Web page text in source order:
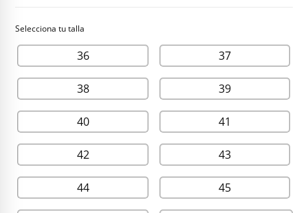
36 37
38 39
40 41
42 43
44 45